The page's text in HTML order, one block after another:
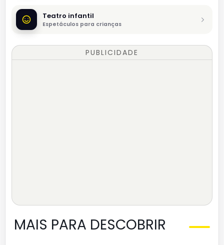
Teatro infantil
Espetáculos para crianças
PUBLICIDADE
MAIS PARA DESCOBRIR